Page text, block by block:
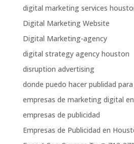
digital marketing services
Digital Marketing Website
Digital Marketing-agency
digital strategy agency houston
disruption advertising
donde puedo hacer publidad
empresas de marketing digital
empresas de publicidad
Empresas de Publicidad en